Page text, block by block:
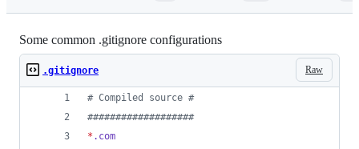
Some common .gitignore configurations
Raw
.gitignore
# Compiled source #
###################
* .com